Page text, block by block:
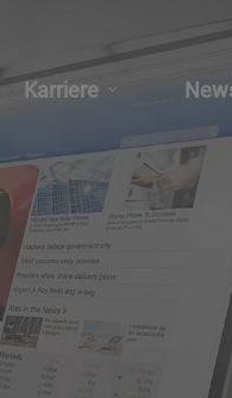
Karriere